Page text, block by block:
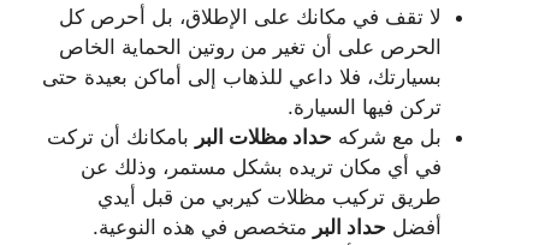
لا تقف في مكانك على الإطلاق، بل أحرص كل
الحرص على أن تغير من روتين الحماية الخاص
بسيارتك، فلا داعي للذهاب إلى أماكن بعيدة حتى
تركن فيها السيارة.
بل مع شركه حداد مظلات البر بامكانك أن تركت
في أي مكان تريده بشكل مستمر، وذلك عن
طريق تركيب مظلات كيربي من قبل أيدي
أفضل حداد البر متخصص في هذه النوعية.